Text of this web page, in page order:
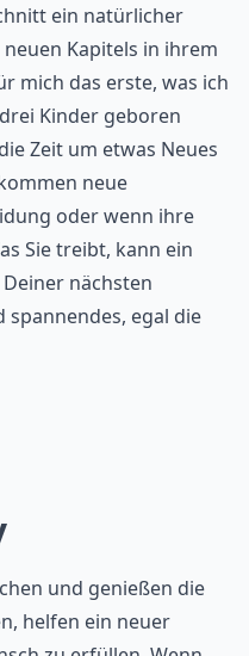
ein natürlicher
Kapitels in ihrem
mich das erste, was ich
Kinder geboren
Zeit um etwas Neues
neue
oder wenn ihre
Sie treibt, kann ein
nächsten
spannendes, egal die
und genießen die
helfen ein neuer